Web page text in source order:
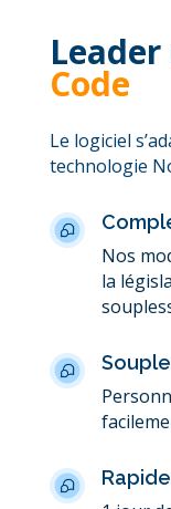
Leader
Code
Le logiciel
technologie
Nos
la
Souple
Rapide